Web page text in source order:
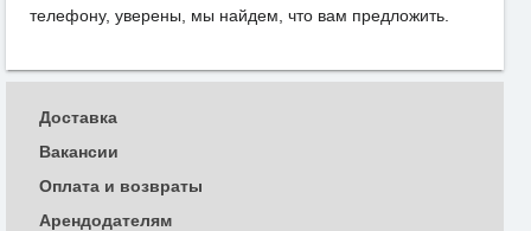
телефону, уверены, мы найдем, что вам предложить.
Доставка
Вакансии
Оплата и возвраты
Арендодателям